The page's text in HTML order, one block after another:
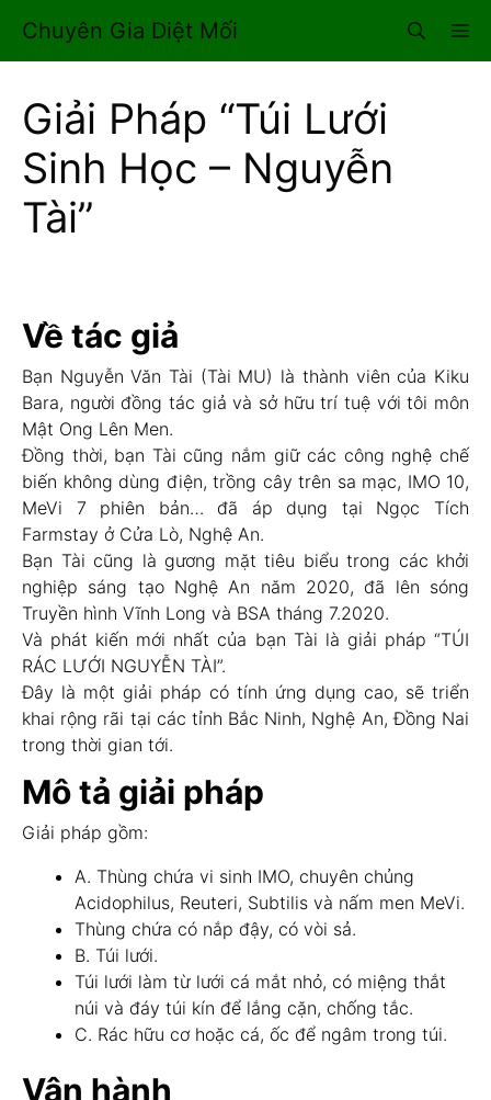
đến
nội
Chuyên Gia Diệt Mối
Giải Pháp “Túi Lưới
Sinh Học – Nguyễn
Tài”
Về tác giả
Bạn Nguyễn Văn Tài (Tài MU) là thành viên của Kiku
Bara, người đồng tác giả và sở hữu trí tuệ với tôi môn
Mật Ong Lên Men.
Đồng thời, bạn Tài cũng nắm giữ các công nghệ chế
biến không dùng điện, trồng cây trên sa mạc, IMO 10,
MeVi 7 phiên bản… đã áp dụng tại Ngọc Tích
Farmstay ở Cửa Lò, Nghệ An.
Bạn Tài cũng là gương mặt tiêu biểu trong các khởi
nghiệp sáng tạo Nghệ An năm 2020, đã lên sóng
Truyền hình Vĩnh Long và BSA tháng 7.2020.
Và phát kiến mới nhất của bạn Tài là giải pháp “TÚI
RÁC LƯỚI NGUYỄN TÀI”.
Đây là một giải pháp có tính ứng dụng cao, sẽ triển
khai rộng rãi tại các tỉnh Bắc Ninh, Nghệ An, Đồng Nai
trong thời gian tới.
Mô tả giải pháp
Giải pháp gồm:
A. Thùng chứa vi sinh IMO, chuyên chủng
Acidophilus, Reuteri, Subtilis và nấm men MeVi.
Thùng chứa có nắp đậy, có vòi sả.
B. Túi lưới.
Túi lưới làm từ lưới cá mắt nhỏ, có miệng thắt
núi và đáy túi kín để lắng cặn, chống tắc.
C. Rác hữu cơ hoặc cá, ốc để ngâm trong túi.
Vận hành